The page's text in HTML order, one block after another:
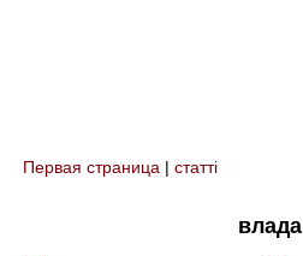
You are here
Первая страница |статті
влада